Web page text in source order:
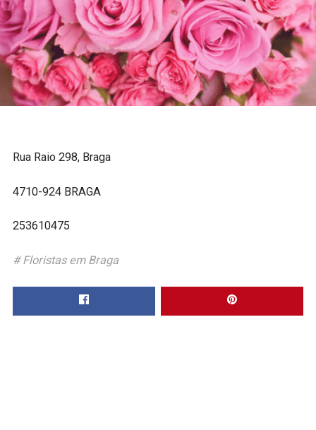
Rua Raio 298, Braga
4710-924 BRAGA
253610475
Floristas em Braga